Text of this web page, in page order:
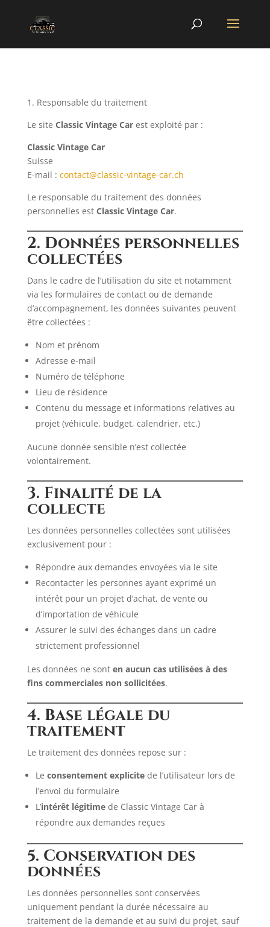
1. Responsable du traitement
Le site Classic Vintage Carest exploité par :
Classic Vintage Car
Suisse
E-mail : contact@classic-vintage-car.ch
Le responsable du traitement des données
personnelles est Classic Vintage Car.
2. Données personnelles
collectées
Dans le cadre de l’utilisation du site et notamment
via les formulaires de contact ou de demande
d’accompagnement, les données suivantes peuvent
être collectées :
Nom et prénom
Adresse e-mail
Numéro de téléphone
Lieu de résidence
Contenu du message et informations relatives au
projet (véhicule, budget, calendrier, etc.)
Aucune donnée sensible n’est collectée
volontairement.
3. Finalité de la
collecte
Les données personnelles collectées sont utilisées
exclusivement pour :
Répondre aux demandes envoyées via le site
Recontacter les personnes ayant exprimé un
intérêt pour un projet d’achat, de vente ou
d’importation de véhicule
Assurer le suivi des échanges dans un cadre
strictement professionnel
Les données ne sont en aucun cas utilisées à des
fins commerciales non sollicitées.
4. Base légale du
traitement
Le traitement des données repose sur :
Le consentement explicitede l’utilisateur lors de
l’envoi du formulaire
L’intérêt légitimede Classic Vintage Car à
répondre aux demandes reçues
5. Conservation des
données
Les données personnelles sont conservées
uniquement pendant la durée nécessaire au
traitement de la demande et au suivi du projet, sauf